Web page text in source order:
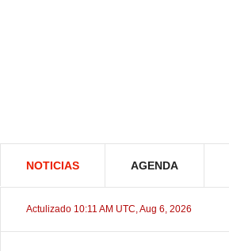
NOTICIAS AGENDA
Actulizado 10:11 AM UTC, Aug 6, 2026